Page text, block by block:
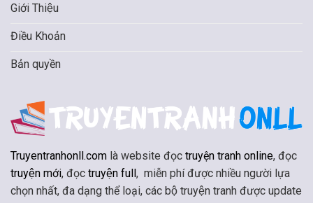
Giới Thiệu
Điều Khoản
Bản quyền
Truyentranhonll.com là website đọc truyện tranh online, đọc
truyện mới, đọc truyện full, miễn phí được nhiều người lựa
chọn nhất, đa dạng thể loại, các bộ truyện tranh được update